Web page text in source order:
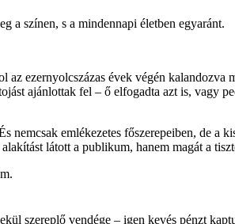
a színen, s a mindennapi életben egyaránt.
ezernyolcszázas évek végén
ajánlottak fel – ő elfogadta azt is, vagy
emlékezetes főszerepeiben, de a
látott a publikum, hanem magát a
szereplő vendége – igen kevés pénzt